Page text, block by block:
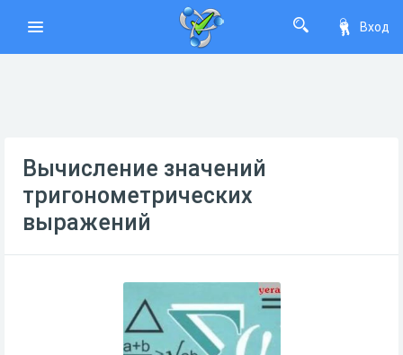
Вход
Вычисление значений
тригонометрических
выражений